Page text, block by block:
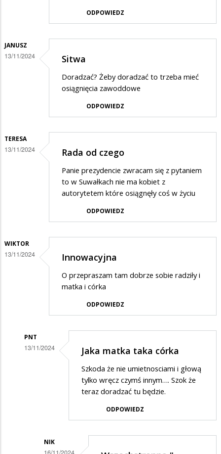
ODPOWIEDZ
JANUSZ
13/11/2024 Sitwa
Doradzać? Żeby doradzać to trzeba mieć
osiągnięcia zawoddowe
ODPOWIEDZ
TERESA
13/11/2024 Rada od czego
Panie prezydencie zwracam się z pytaniem
to w Suwałkach nie ma kobiet z
autorytetem które osiągnęły coś w życiu
ODPOWIEDZ
WIKTOR
13/11/2024 Innowacyjna
O przepraszam tam dobrze sobie radziły i
matka i córka
ODPOWIEDZ
PNT
13/11/2024
odpowiedzi
Innowacyjna
Jaka matka taka córka
Szkoda że nie umietnosciami i głową
tylko wręcz czymś innym…. Szok że
teraz doradzać tu będzie.
ODPOWIEDZ
NIK